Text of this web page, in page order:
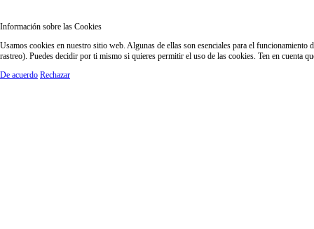
Información sobre las Cookies
Usamos cookies en nuestro sitio web. Algunas de ellas son esenciales para el
rastreo). Puedes decidir por ti mismo si quieres permitir el uso de las cookies. Ten en cuenta
De acuerdo Rechazar